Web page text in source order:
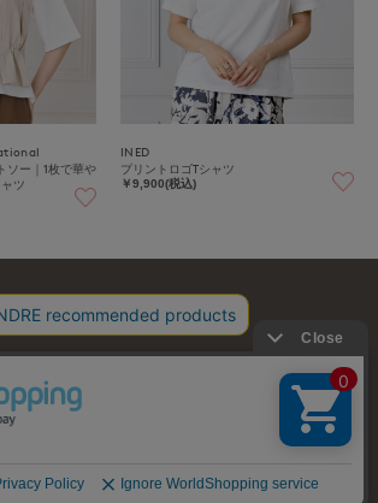
ソー｜1枚で華や
ツ
INED
プリントロゴTシャツ
￥9,900(税込)
利用規約 プライバシーポリシー
引・古物営業法に基づく表示